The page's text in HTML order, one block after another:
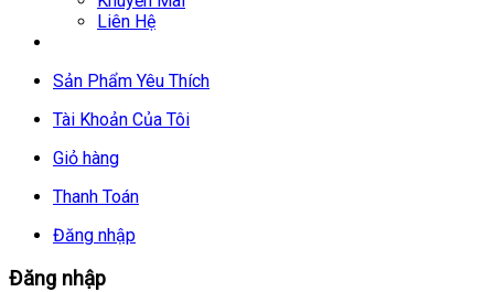
Liên Hệ
Sản Phẩm Yêu Thích
Tài Khoản Của Tôi
Giỏ hàng
Thanh Toán
Đăng nhập
Đăng nhập